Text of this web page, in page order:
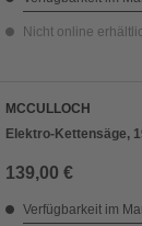
Nicht online
MCCULLOCH
Elektro-Kettensäge,
139,00 €
Verfügbarkeit im